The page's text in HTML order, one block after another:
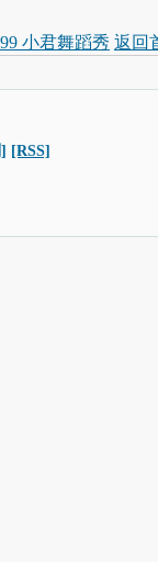
小君舞蹈秀 返回
[RSS]